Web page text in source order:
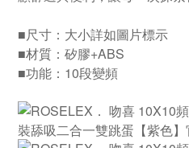
■尺寸：大小詳如圖片標示
■材質：矽膠+ABS
■功能：10段變頻